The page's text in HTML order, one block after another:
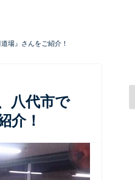
場』さんをご紹介！
八代市で
介！